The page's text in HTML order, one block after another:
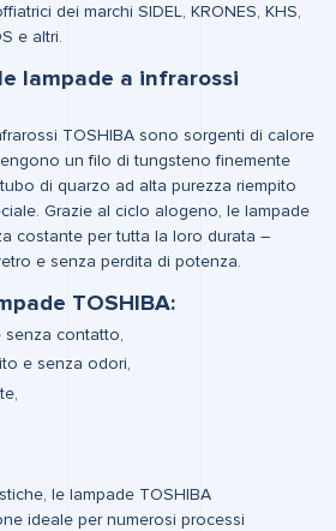
dei marchi SIDEL, KRONES, KHS,
e altri.
lampade a infrarossi
TOSHIBA sono sorgenti di calore
un filo di tungsteno finemente
di quarzo ad alta purezza riempito
Grazie al ciclo alogeno, le lampade
costante per tutta la loro durata –
e senza perdita di potenza.
TOSHIBA:
senza contatto,
e senza odori,
le lampade TOSHIBA
ideale per numerosi processi